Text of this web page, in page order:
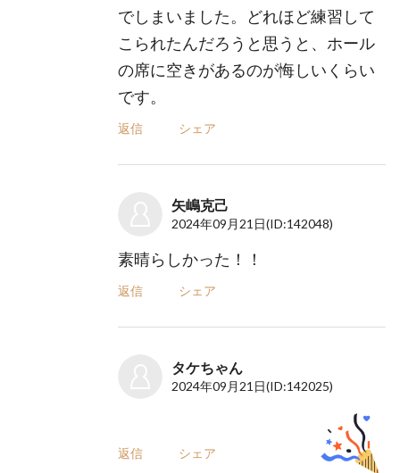
でしまいました。どれほど練習して
こられたんだろうと思うと、ホール
の席に空きがあるのが悔しいくらい
です。
返信 シェア
矢嶋克己
2024年09月21日(ID:142048)
素晴らしかった！！
返信 シェア
タケちゃん
2024年09月21日(ID:142025)
返信 シェア